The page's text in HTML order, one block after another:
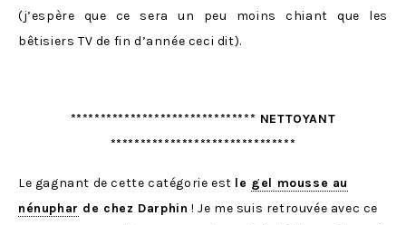
(j’espère que ce sera un peu moins chiant que les
bêtisiers TV de fin d’année ceci dit).
******************************* NETTOYANT
*******************************
Le gagnant de cette catégorie est le gel mousse au
nénuphar de chez Darphin ! Je me suis retrouvée avec ce